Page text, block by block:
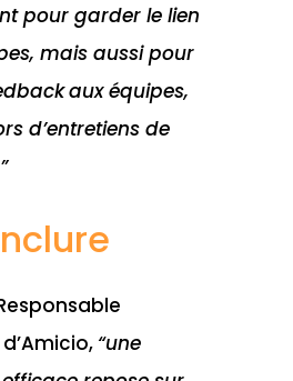
pour garder le lien
mais aussi pour
aux équipes,
d’entretiens de
“une